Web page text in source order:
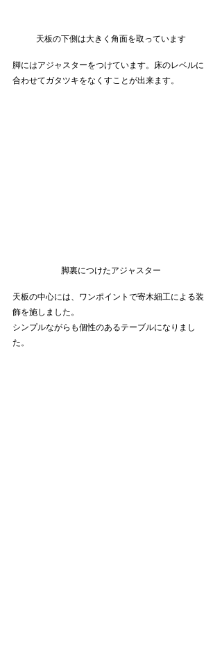
天板の下側は大きく角面を取っています
脚にはアジャスターをつけています。床のレベルに
合わせてガタツキをなくすことが出来ます。
脚裏につけたアジャスター
天板の中心には、ワンポイントで寄木細工による装
飾を施しました。
シンプルながらも個性のあるテーブルになりまし
た。